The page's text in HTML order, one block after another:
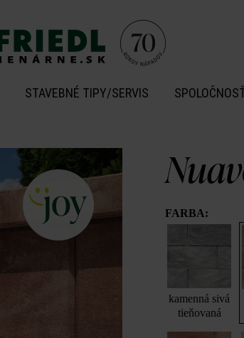
STAVEBNÉ TIPY/SERVIS
FARBA:
kamenná sivá
tieňovaná